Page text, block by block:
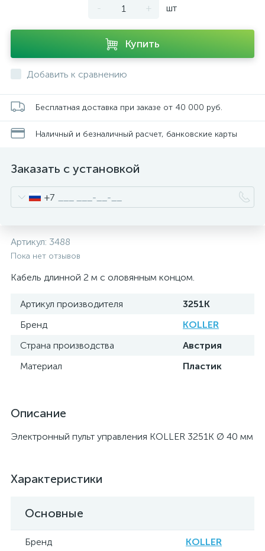
- + шт
Купить
Добавить к сравнению
Бесплатная доставка при заказе от 40 000 руб.
Наличный и безналичный расчет, банковские карты
Заказать с установкой
+7
Артикул: 3488
Пока нет отзывов
Кабель длинной 2 м с оловянным концом.
Артикул производителя
3251K
Бренд
KOLLER
Страна производства
Австрия
Материал
Пластик
Описание
Электронный пульт управления KOLLER 3251K Ø 40 мм
Характеристики
Основные
Бренд
KOLLER